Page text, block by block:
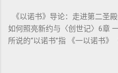
中活出“圣洁”。圣洁不仅是内
祭制度：与神相交的通道 前七
（olah）：全然献上，象征奉献
团契的象征； 赎罪祭 （chatat
《以诺书》导论：走进第二圣
如何照亮新约与〈创世记〉6章
所说的“以诺书”指 《一以诺书
世纪），虽不在犹太/基督教主